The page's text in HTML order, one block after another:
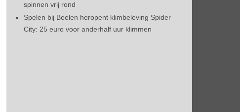
spinnen vrij rond
Spelen bij Beelen heropent klimbeleving Spider
City: 25 euro voor anderhalf uur klimmen